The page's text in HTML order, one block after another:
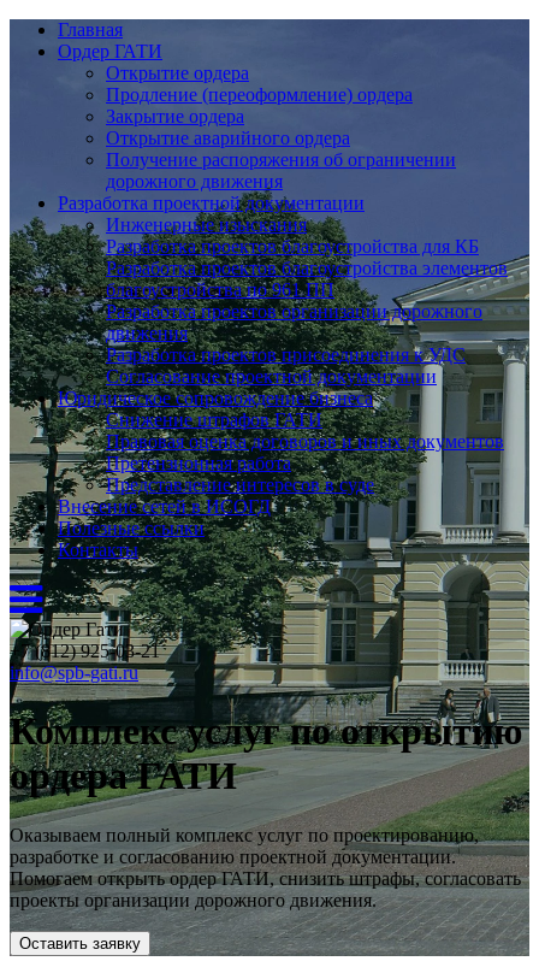
Главная
Ордер ГАТИ
Открытие ордера
Продление (переоформление) ордера
Закрытие ордера
Открытие аварийного ордера
Получение распоряжения об ограничении
дорожного движения
Разработка проектной документации
Инженерные изыскания
Разработка проектов благоустройства для КБ
Разработка проектов благоустройства элементов
благоустройства по 961 ПП
Разработка проектов организации дорожного
движения
Разработка проектов присоединения к УДС
Согласование проектной документации
Юридическое сопровождение бизнеса
Снижение штрафов ГАТИ
Правовая оценка договоров и иных документов
Претензионная работа
Представление интересов в суде
Внесение сетей в ИСОГД
Полезные ссылки
Контакты
+7 (812) 925-03-21
info@spb-gati.ru
Комплекс услуг по открытию
ордера ГАТИ
Оказываем полный комплекс услуг по проектированию,
разработке и согласованию проектной документации.
Помогаем открыть ордер ГАТИ, снизить штрафы, согласовать
проекты организации дорожного движения.
Оставить заявку